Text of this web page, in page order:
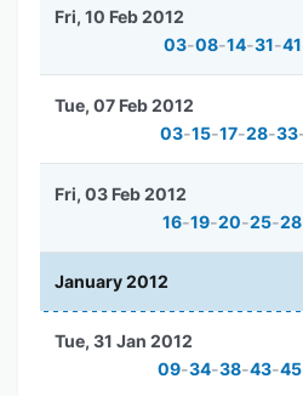
03-08-14-31-41
Fri, 10 Feb 2012
03-15-17-28-33
Tue, 07 Feb 2012
16-19-20-25-28
Fri, 03 Feb 2012
January 2012
09-34-38-43-45
Tue, 31 Jan 2012